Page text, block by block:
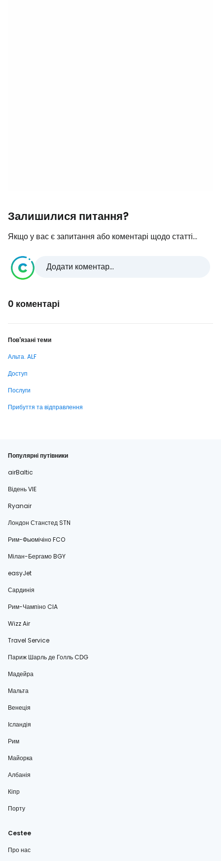
Залишилися питання?
Якщо у вас є запитання або коментарі щодо статті...
Додати коментар...
0 коментарі
Пов'язані теми
Альта. ALF
Доступ
Послуги
Прибуття та відправлення
Популярні путівники
airBaltic
Відень VIE
Ryanair
Лондон Станстед STN
Рим-Фьюмічіно FCO
Мілан-Бергамо BGY
easyJet
Сардинія
Рим-Чампіно CIA
Wizz Air
Travel Service
Париж Шарль де Голль CDG
Мадейра
Мальта
Венеція
Ісландія
Рим
Майорка
Албанія
Кіпр
Порту
Cestee
Про нас